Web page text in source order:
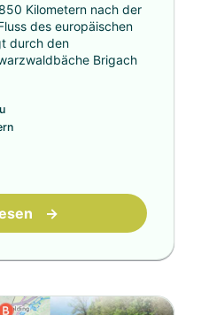
Kilometern nach der
des europäischen
durch den
Brigach
→